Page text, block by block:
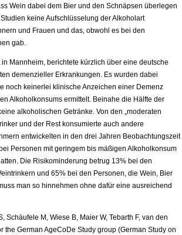
Wein dabei dem Bier und den Schnäpsen überlegen
keine Aufschlüsselung der Alkoholart
und Frauen und das, obwohl es bei den
gab.
Mannheim, berichtete kürzlich über eine deutsche
demenzieller Erkrankungen. Es wurden dabei
noch keinerlei klinische Anzeichen einer Demenz
Alkoholkonsums ermittelt. Beinahe die Hälfte der
alkoholischen Getränke. Von den „moderaten
und der Rest konsumierte auch andere
entwickelten in den drei Jahren Beobachtungszeit
Personen mit geringem bis mäßigen Alkoholkonsum
Die Risikominderung betrug 13% bei den
und 65% bei den Personen, die Wein, Bier
man so hinnehmen ohne dafür eine ausreichend
M, Wiese B, Maier W, Tebarth F, van den
the German AgeCoDe Study group (German Study on